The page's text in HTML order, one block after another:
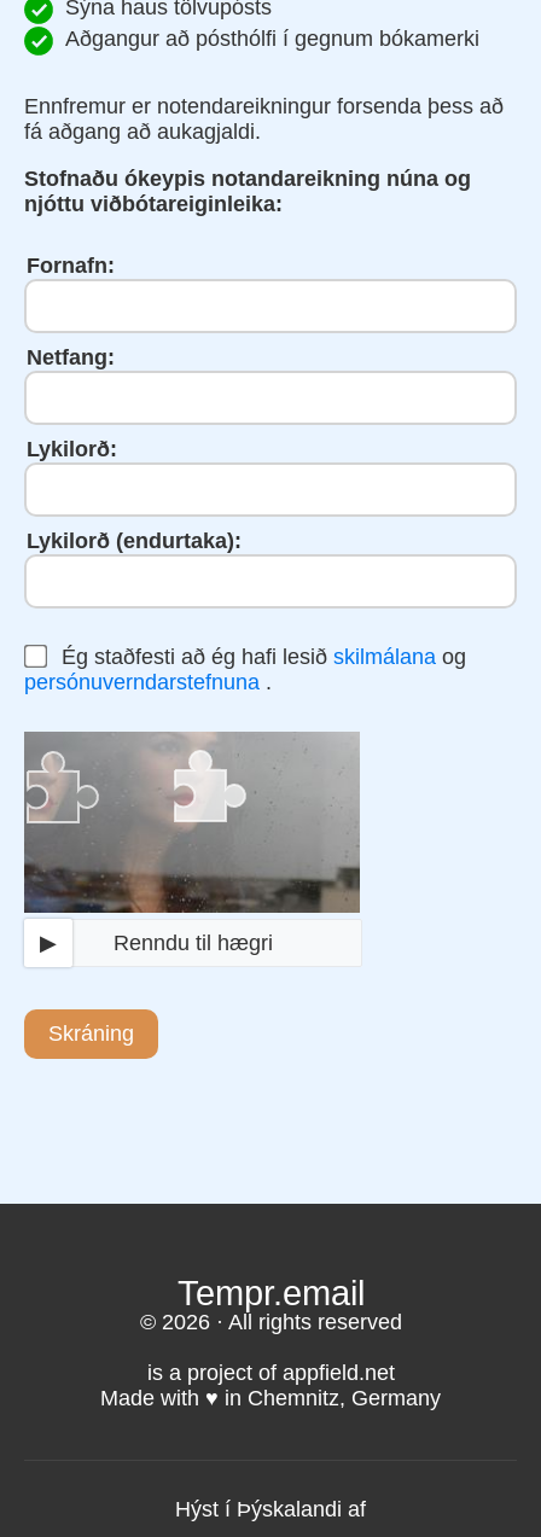
Sýna haus tölvupósts
Aðgangur að pósthólfi í gegnum bókamerki
Ennfremur er notendareikningur forsenda þess að
fá aðgang að aukagjaldi.
Stofnaðu ókeypis notandareikning núna og
njóttu viðbótareiginleika:
Fornafn:
Netfang:
Lykilorð:
Lykilorð (endurtaka):
Ég staðfesti að ég hafi lesið skilmálana og
persónuverndarstefnuna .
▶ Renndu til hægri
Skráning
Tempr.email
© 2026 · All rights reserved
is a project of appfield.net
Made with ♥️ in Chemnitz, Germany
Hýst í Þýskalandi af